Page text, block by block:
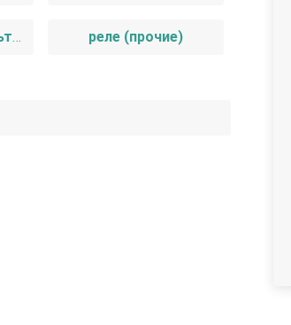
провод высоковольтный реле (прочие)